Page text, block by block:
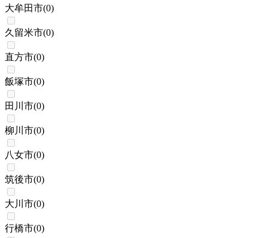
大牟田市(0)
久留米市(0)
直方市(0)
飯塚市(0)
田川市(0)
柳川市(0)
八女市(0)
筑後市(0)
大川市(0)
行橋市(0)